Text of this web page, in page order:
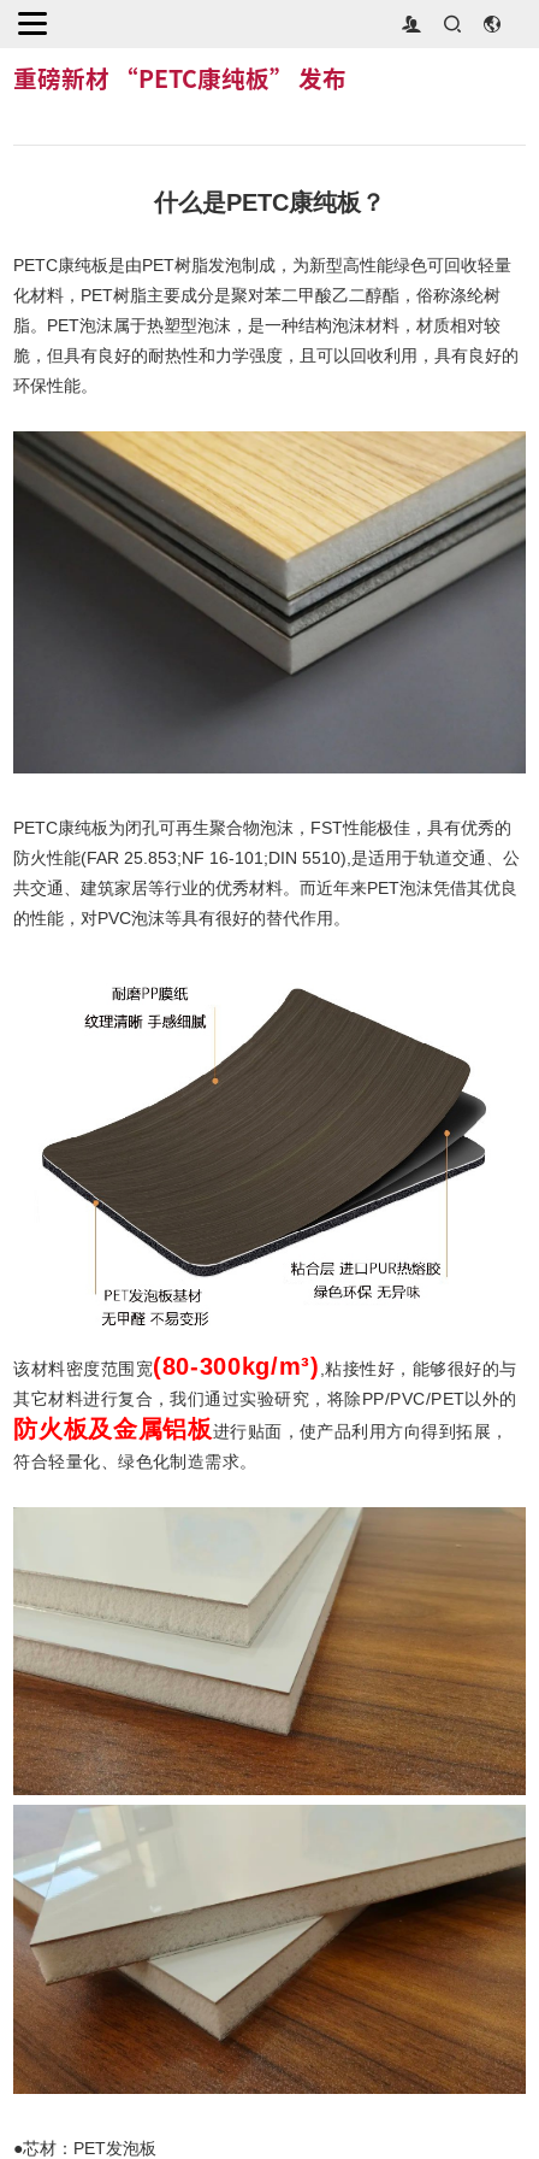
首页
重磅新材 “PETC康纯板” 发布
什么是PETC康纯板？
PETC康纯板是由PET树脂发泡制成，为新型高性能绿色可回收轻量
化材料，PET树脂主要成分是聚对苯二甲酸乙二醇酯，俗称涤纶树
脂。PET泡沫属于热塑型泡沫，是一种结构泡沫材料，材质相对较
脆，但具有良好的耐热性和力学强度，且可以回收利用，具有良好的
环保性能。
PETC康纯板为闭孔可再生聚合物泡沫，FST性能极佳，具有优秀的
防火性能(FAR 25.853;NF 16-101;DIN 5510),是适用于轨道交通、公
共交通、建筑家居等行业的优秀材料。而近年来PET泡沫凭借其优良
的性能，对PVC泡沫等具有很好的替代作用。
该材料密度范围宽(80-300kg/m³) ,粘接性好，能够很好的与
其它材料进行复合，我们通过实验研究，将除PP/PVC/PET以外的
防火板及金属铝板进行贴面，使产品利用方向得到拓展，
符合轻量化、绿色化制造需求。
●芯材：PET发泡板